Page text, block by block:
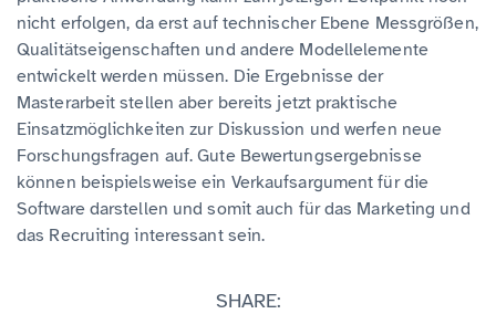
nicht erfolgen, da erst auf technischer Ebene Messgrößen,
Qualitätseigenschaften und andere Modellelemente
entwickelt werden müssen. Die Ergebnisse der
Masterarbeit stellen aber bereits jetzt praktische
Einsatzmöglichkeiten zur Diskussion und werfen neue
Forschungsfragen auf. Gute Bewertungsergebnisse
können beispielsweise ein Verkaufsargument für die
Software darstellen und somit auch für das Marketing und
das Recruiting interessant sein.
SHARE: